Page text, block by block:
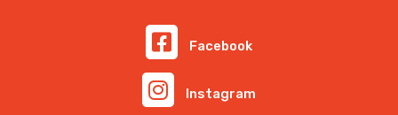
Facebook
Instagram